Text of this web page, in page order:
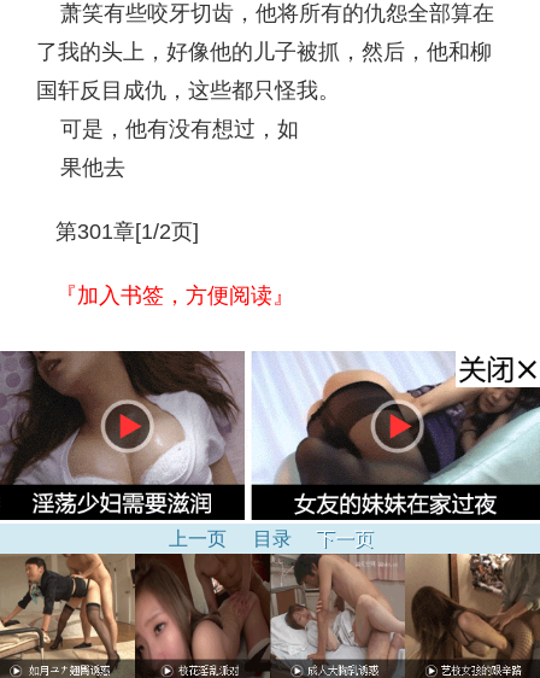
萧笑有些咬牙切齿，他将所有的仇怨全部算在
了我的头上，好像他的儿子被抓，然后，他和柳
国轩反目成仇，这些都只怪我。
可是，他有没有想过，如
果他去
第301章[1/2页]
『加入书签，方便阅读』
上一页 目录 下一页